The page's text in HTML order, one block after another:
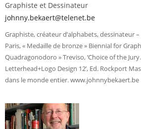
Graphiste et Dessinateur
johnny.bekaert@telenet.be
Graphiste, créateur d’alphabets, dessinateur
Paris, « Medaille de bronze » Biennial for
Quadragonodoro » Treviso, ‘Choice of the
Letterhead+Logo Design 12’, Ed. Rockport
dans le monde entier. www.johnnybekaert.be